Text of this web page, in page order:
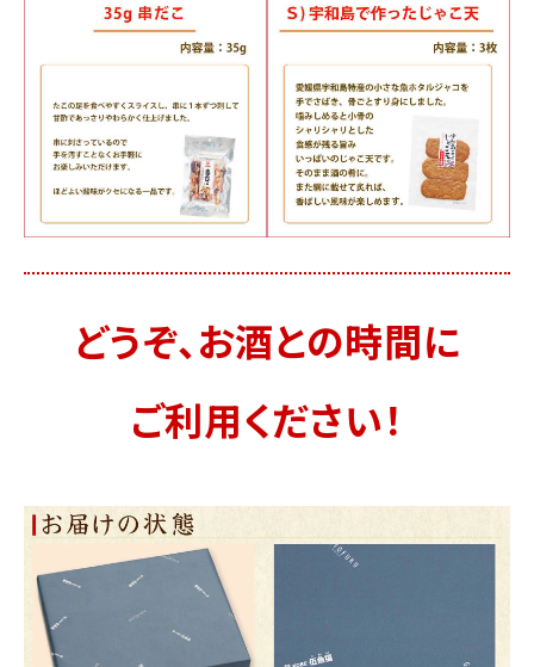
どうぞ、お酒との時間に
ご利用ください！